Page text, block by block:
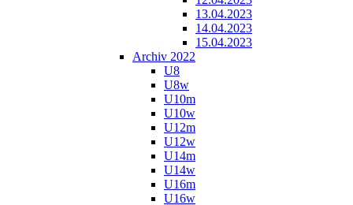
13.04.2023
14.04.2023
15.04.2023
Archiv 2022
U8
U8w
U10m
U10w
U12m
U12w
U14m
U14w
U16m
U16w